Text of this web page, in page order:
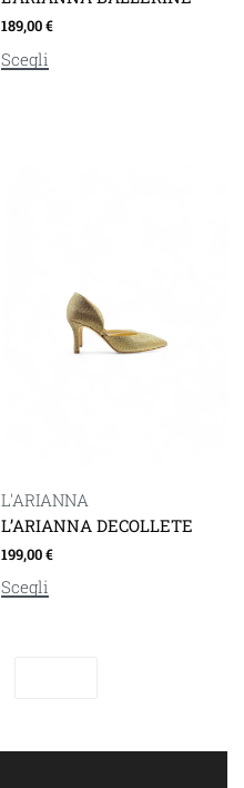
189,00€
Scegli
L'ARIANNA
L’ARIANNA DECOLLETE
199,00€
Scegli